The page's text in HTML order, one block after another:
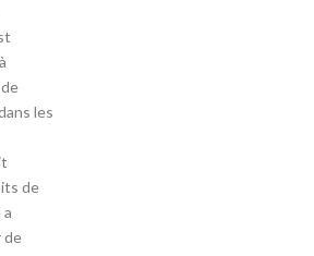
les
de
a
de